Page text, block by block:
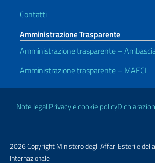
Contatti
Amministrazione Trasparente
Amministrazione trasparente –
Amministrazione trasparente – MAECI
Link Utili
Note legaliPrivacy e cookie policy
2026 Copyright Ministero degli Affari Esteri e
Internazionale